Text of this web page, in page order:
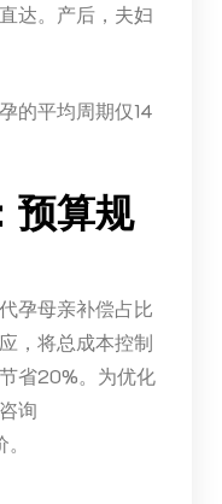
达。产后，夫妇
的平均周期仅14
预算规
孕母亲补偿占比
，将总成本控制
省20%。为优化
询